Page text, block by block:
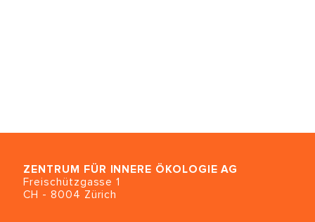
ZENTRUM FÜR INNERE ÖKOLOGIE AG
Freischützgasse 1
CH - 8004 Zürich